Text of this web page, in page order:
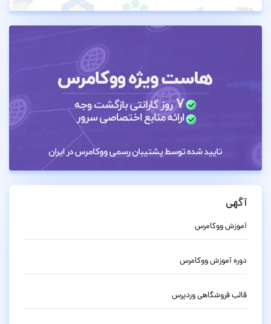
آگهی
آموزش ووکامرس
دوره آموزش ووکامرس
قالب فروشگاهی وردپرس